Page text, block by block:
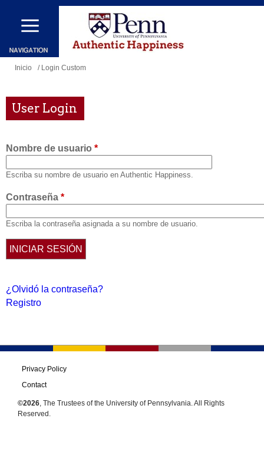
Pasar
contenido
principal
Se
usted
aquí
Inicio / Login Custom
User Login
Nombre de usuario *
Escriba su nombre de usuario en Authentic Happiness.
Contraseña *
Escriba la contraseña asignada a su nombre de usuario.
¿Olvidó la contraseña?
Registro
Privacy Policy
Contact
©2026, The Trustees of the University of Pennsylvania. All Rights
Reserved.